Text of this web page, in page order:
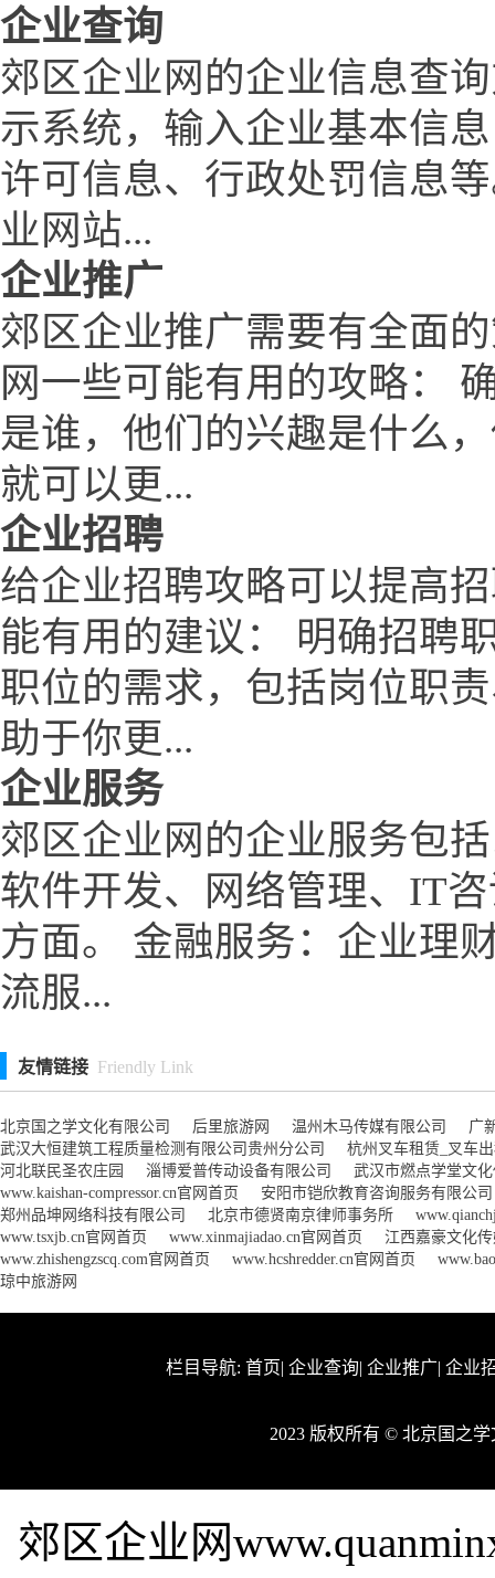
企业查询
郊区企业网的企业信息查
示系统，输入企业基本信
许可信息、行政处罚信息
业网站...
企业推广
郊区企业推广需要有全面
网一些可能有用的攻略：
是谁，他们的兴趣是什么
就可以更...
企业招聘
给企业招聘攻略可以提高
能有用的建议： 明确招聘
职位的需求，包括岗位职
助于你更...
企业服务
郊区企业网的企业服务包
软件开发、网络管理、IT
方面。 金融服务：企业理
流服...
友情链接 Friendly Link
北京国之学文化有限公司 后里旅游网 温州木马传媒有限公司
广
武汉大恒建筑工程质量检测有限公司贵州分公司
杭州叉车租赁_叉车
河北联民圣农庄园
淄博爱普传动设备有限公司
武汉市燃点学堂文
www.kaishan-compressor.cn官网首页
安阳市铠欣教育咨询服务有限公司
郑州品坤网络科技有限公司
北京市德贤南京律师事务所
www.tsxjb.cn官网首页
www.xinmajiadao.cn官网首页
江西嘉豪文化
www.zhishengzscq.com官网首页
www.hcshredder.cn官网首页
琼中旅游网
栏目导航: 首页| 企业查询| 企业推广| 企业
2023 版权所有 © 北京国之
郊区企业网